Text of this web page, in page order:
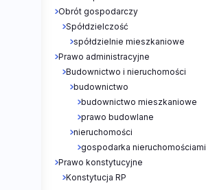
Obrót gospodarczy
Spółdzielczość
spółdzielnie mieszkaniowe
Prawo administracyjne
Budownictwo i nieruchomości
budownictwo
budownictwo mieszkaniowe
prawo budowlane
nieruchomości
gospodarka nieruchomościami
Prawo konstytucyjne
Konstytucja RP